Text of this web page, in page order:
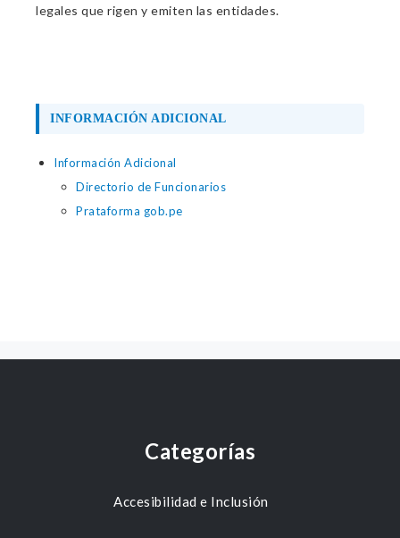
legales que rigen y emiten las entidades.
INFORMACIÓN ADICIONAL
Información Adicional
Directorio de Funcionarios
Prataforma gob.pe
Categorías
Accesibilidad e Inclusión